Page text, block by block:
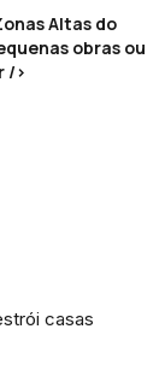
Altas do
obras ou
/>
casas